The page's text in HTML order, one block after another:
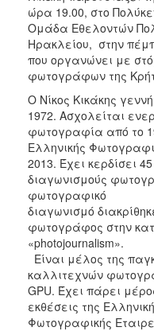
ώρα 19.00, στο
Ομάδα Εθελοντών
Ηρακλείου, στην
που οργανώνει με
φωτογράφων της
Ο Νίκος Κικάκης
1972. Ασχολείται
φωτογραφία από το
Ελληνικής
2013. Έχει κερδίσει
διαγωνισμούς
φωτογραφικό
διαγωνισμό
φωτογράφος στην
«photojournalism».
Είναι μέλος της
καλλιτεχνών
GPU. Έχει πάρει
εκθέσεις της
Φωτογραφικής